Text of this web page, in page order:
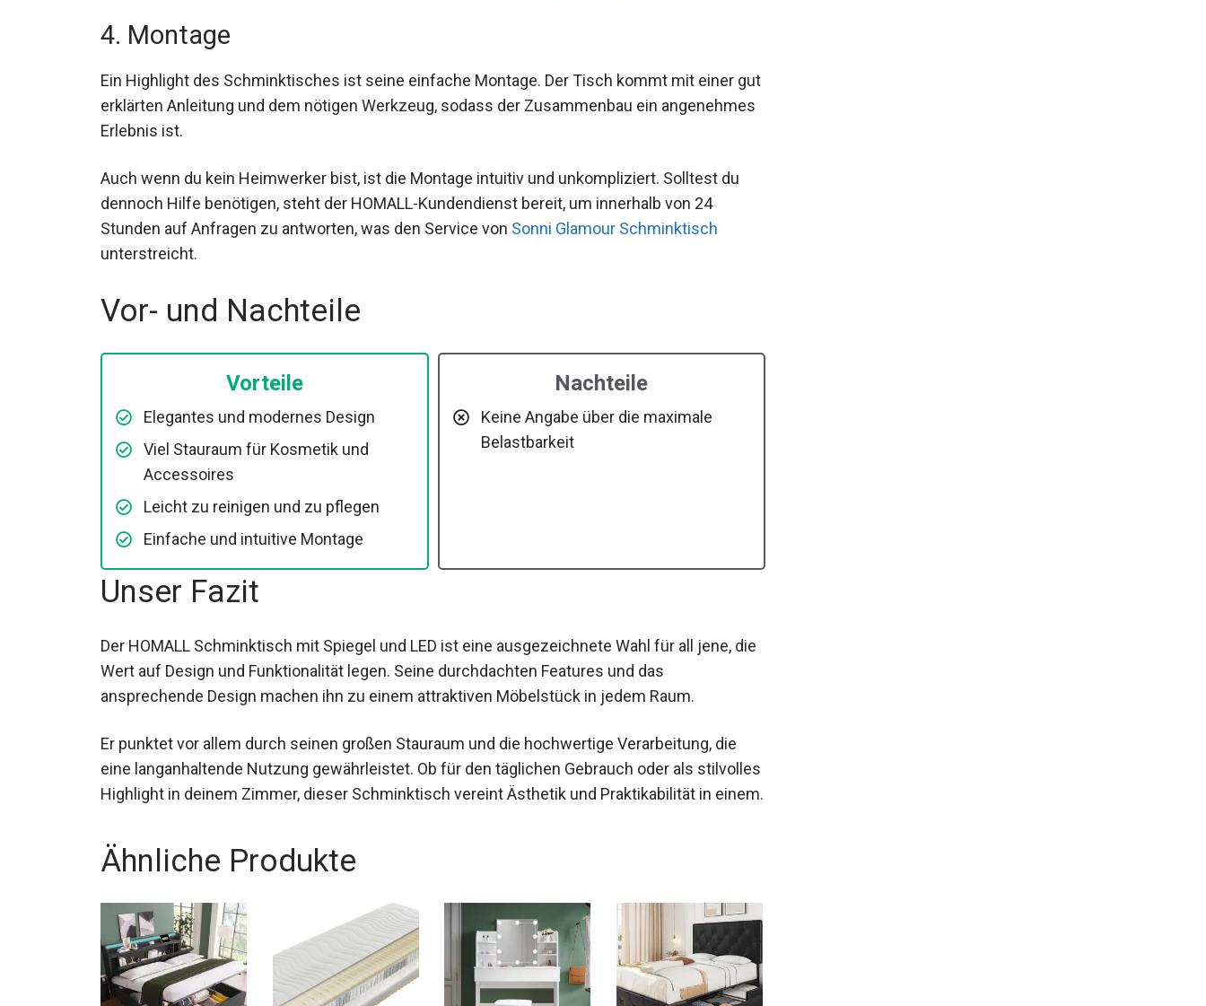
4. Montage
Ein Highlight des Schminktisches ist seine einfache Montage. Der Tisch kommt mit einer gut
erklärten Anleitung und dem nötigen Werkzeug, sodass der Zusammenbau ein angenehmes
Erlebnis ist.
Auch wenn du kein Heimwerker bist, ist die Montage intuitiv und unkompliziert. Solltest du
dennoch Hilfe benötigen, steht der HOMALL-Kundendienst bereit, um innerhalb von 24
Stunden auf Anfragen zu antworten, was den Service von Sonni Glamour Schminktisch
unterstreicht.
Vor- und Nachteile
Vorteile
Elegantes und modernes Design
Viel Stauraum für Kosmetik und
Accessoires
Leicht zu reinigen und zu pflegen
Einfache und intuitive Montage
Nachteile
Keine Angabe über die maximale
Belastbarkeit
Unser Fazit
Der HOMALL Schminktisch mit Spiegel und LED ist eine ausgezeichnete Wahl für all jene, die
Wert auf Design und Funktionalität legen. Seine durchdachten Features und das
ansprechende Design machen ihn zu einem attraktiven Möbelstück in jedem Raum.
Er punktet vor allem durch seinen großen Stauraum und die hochwertige Verarbeitung, die
eine langanhaltende Nutzung gewährleistet. Ob für den täglichen Gebrauch oder als stilvolles
Highlight in deinem Zimmer, dieser Schminktisch vereint Ästhetik und Praktikabilität in einem.
Ähnliche Produkte